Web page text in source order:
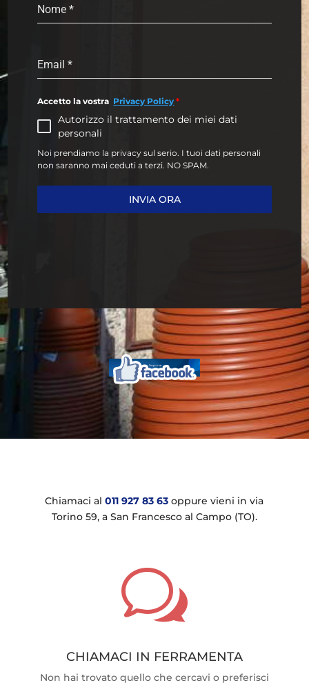
Nome*
Email*
Accetto la vostra Privacy Policy *
Autorizzo il trattamento dei miei dati
personali
Noi prendiamo la privacy sul serio. I tuoi dati personali
non saranno mai ceduti a terzi. NO SPAM.
INVIA ORA
Chiamaci al011 927 83 63 oppure vieni in via
Torino 59, a San Francesco al Campo (TO).
w
CHIAMACI IN FERRAMENTA
Non hai trovato quello che cercavi o preferisci